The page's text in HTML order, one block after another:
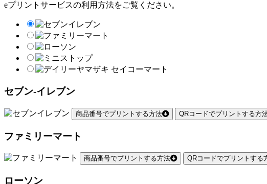
eプリントサービスの利用方法をご覧ください。
セブン-イレブン
商品番号でプリントする方法 QRコードでプリントする方
ファミリーマート
商品番号でプリントする方法 QRコードでプリントする
ローソン